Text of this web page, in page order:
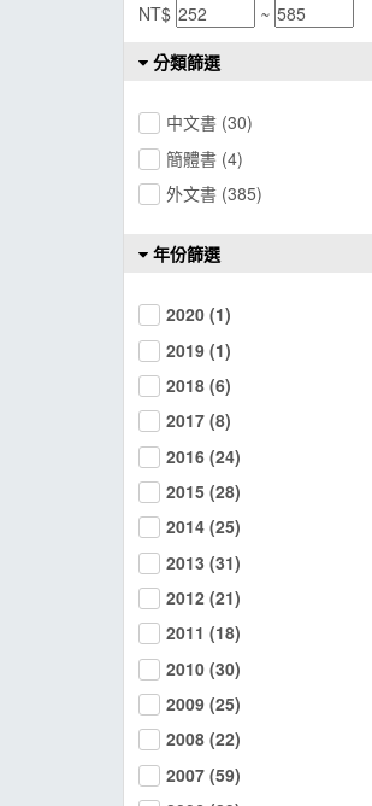
NT$
~
分類篩選
中文書 (30)
簡體書 (4)
外文書 (385)
年份篩選
2020 (1)
2019 (1)
2018 (6)
2017 (8)
2016 (24)
2015 (28)
2014 (25)
2013 (31)
2012 (21)
2011 (18)
2010 (30)
2009 (25)
2008 (22)
2007 (59)